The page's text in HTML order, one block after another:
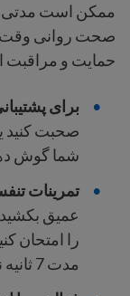
ممکن است مدتی
صحت روانی وقت
حمایت و مراقبت
برای
صحبت کنید
شما گوش
تمرینات
مدت 7 ثانیه نگه دارید و 8 ثانیه بازدم کنید.